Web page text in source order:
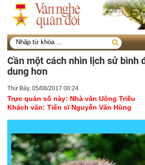
Cần một cách nhìn lịch sử bình
dung hơn
Thứ Bảy, 05/08/2017 00:24
Trực quán số này: Nhà văn Uông Triều
Khách văn: Tiến sĩ Nguyễn Văn Hùng